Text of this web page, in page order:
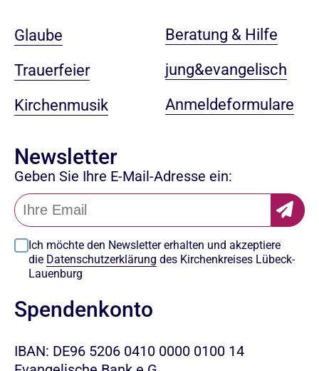
Glaube
Trauerfeier
Kirchenmusik
Beratung & Hilfe
jung&evangelisch
Anmeldeformulare
Newsletter
Geben Sie Ihre E-Mail-Adresse ein:
Ich möchte den Newsletter erhalten und akzeptiere
die Datenschutzerklärung des Kirchenkreises Lübeck-
Lauenburg
Spendenkonto
IBAN: DE96 5206 0410 0000 0100 14